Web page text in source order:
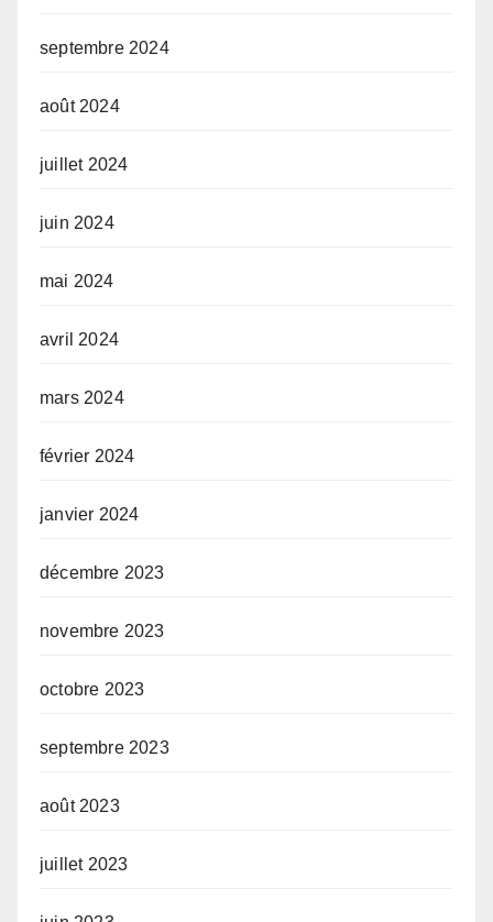
septembre 2024
août 2024
juillet 2024
juin 2024
mai 2024
avril 2024
mars 2024
février 2024
janvier 2024
décembre 2023
novembre 2023
octobre 2023
septembre 2023
août 2023
juillet 2023